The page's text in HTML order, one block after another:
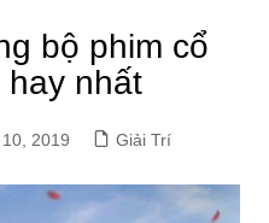
bộ phim cổ
hay nhất
2019 Giải Trí